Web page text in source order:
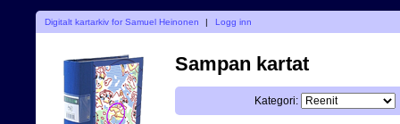
Digitalt kartarkiv for Samuel Heinonen | Logg inn
Sampan kartat
Kategori: